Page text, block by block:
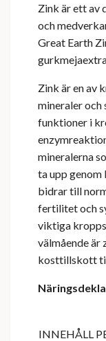
Zink är ett av
och
Great Earth
Zink är en av
mineraler och
funktioner i
mineralerna
ta upp genom
bidrar till
fertilitet och
viktiga
välmående är
kosttillskott
INNEHÅLL